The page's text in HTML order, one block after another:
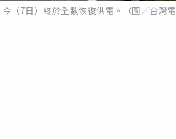
（7日）終於全數恢復供電。（圖／台灣